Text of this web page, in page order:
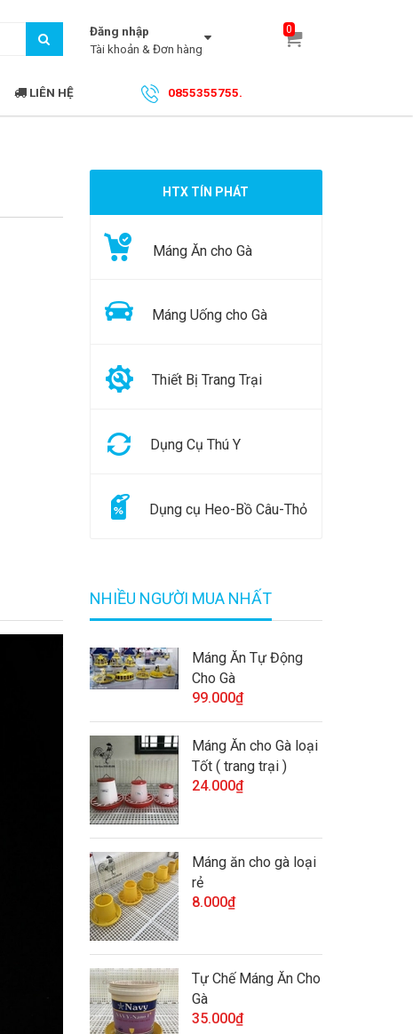
Đăng nhập
Tài khoản & Đơn hàng
0
LIÊN HỆ 0855355755.
HTX TÍN PHÁT
Máng Ăn cho Gà
Máng Uống cho Gà
Thiết Bị Trang Trại
Dụng Cụ Thú Y
Dụng cụ Heo-Bồ Câu-Thỏ
NHIỀU NGƯỜI MUA NHẤT
Máng Ăn Tự Động
Cho Gà
99.000₫
Máng Ăn cho Gà loại
Tốt ( trang trại )
24.000₫
Máng ăn cho gà loại
rẻ
8.000₫
Tự Chế Máng Ăn Cho
Gà
35.000₫